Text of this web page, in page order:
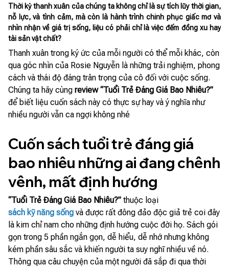
Thời kỳ thanh xuân của chúng ta không chỉ là sự tích lũy thời gian,
nỗ lực, và tình cảm, mà còn là hành trình chinh phục giấc mơ và
nhìn nhận về giá trị sống, liệu có phải chỉ là việc đếm đồng xu hay
tài sản vật chất?
Thanh xuân trong ký ức của mỗi người có thể mỗi khác, còn
qua góc nhìn của Rosie Nguyễn là những trải nghiệm, phong
cách và thái độ đáng trân trọng của cô đối với cuộc sống.
Chúng ta hãy cùng review “Tuổi Trẻ Đáng Giá Bao Nhiêu?”
để biết liệu cuốn sách này có thực sự hay và ý nghĩa như
nhiều người vẫn ca ngợi không nhé
Cuốn sách tuổi trẻ đáng giá
bao nhiêu những ai đang chênh
vênh, mất định hướng
“Tuổi Trẻ Đáng Giá Bao Nhiêu?” thuộc loại
sách kỹ năng sống và được rất đông đảo độc giả trẻ coi đây
là kim chỉ nam cho những định hướng cuộc đời họ. Sách gói
gọn trong 5 phần ngắn gọn, dễ hiểu, dễ nhớ nhưng không
kém phần sâu sắc và khiến người ta suy nghĩ nhiều về nó.
Thông qua câu chuyện của một người đã sắp đi qua thời